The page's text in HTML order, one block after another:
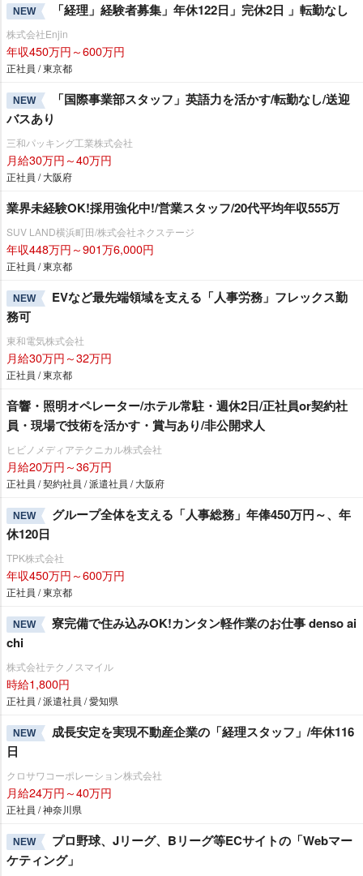
NEW 「経理」経験者募集」年休122日」完休2日 」転勤なし
株式会社Enjin
年収450万円～600万円
正社員 / 東京都
NEW
「国際事業部スタッフ」英語力を活かす/転勤なし/送迎
バスあり
三和パッキング工業株式会社
月給30万円～40万円
正社員 / 大阪府
業界未経験OK!採用強化中!/営業スタッフ/20代平均年収555万
SUV LAND横浜町田/株式会社ネクステージ
年収448万円～901万6,000円
正社員 / 東京都
NEW
EVなど最先端領域を支える「人事労務」フレックス勤
務可
東和電気株式会社
月給30万円～32万円
正社員 / 東京都
音響・照明オペレーター/ホテル常駐・週休2日/正社員or契約社
員・現場で技術を活かす・賞与あり/非公開求人
ヒビノメディアテクニカル株式会社
月給20万円～36万円
正社員 / 契約社員 / 派遣社員 / 大阪府
NEW
グループ全体を支える「人事総務」年俸450万円～、年
休120日
TPK株式会社
年収450万円～600万円
正社員 / 東京都
NEW
寮完備で住み込みOK!カンタン軽作業のお仕事 denso ai
chi
株式会社テクノスマイル
時給1,800円
正社員 / 派遣社員 / 愛知県
NEW
成長安定を実現不動産企業の「経理スタッフ」/年休116
日
クロサワコーポレーション株式会社
月給24万円～40万円
正社員 / 神奈川県
NEW
プロ野球、Jリーグ、Bリーグ等ECサイトの「Webマー
ケティング」